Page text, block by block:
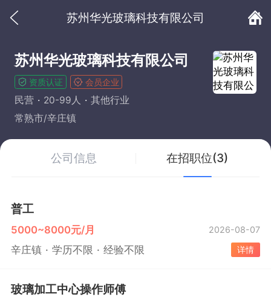
苏州华光玻璃科技有限公司
苏州华光玻璃科技有限公司
资质认证 会员企业
民营 20-99人
其他行业
常熟市/辛庄镇
公司信息 在招职位(3)
普工
5000~8000元/月 2026-08-07
辛庄镇 学历不限 经验不限 详情
玻璃加工中心操作师傅